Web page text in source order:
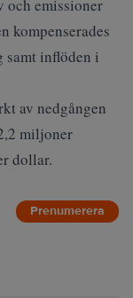
emissioner
kompenserades
samt inflöden i
av nedgången
miljoner
dollar.
Prenumerera